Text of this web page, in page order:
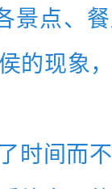
景点、
的现象
时间而